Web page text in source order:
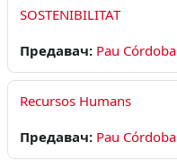
SOSTENIBILITAT
Предавач: Pau Córdoba
Recursos Humans
Предавач: Pau Córdoba